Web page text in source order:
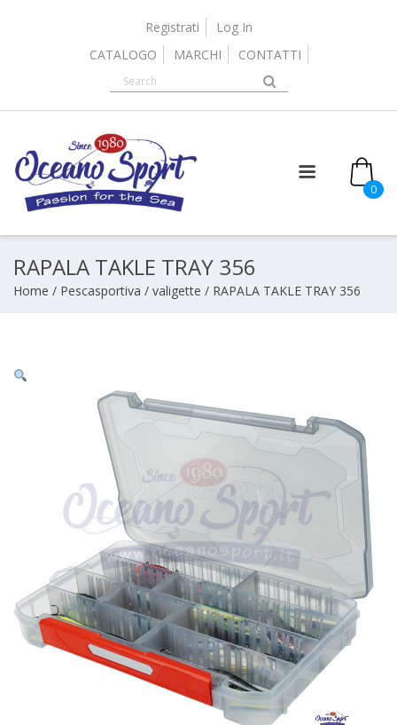
Registrati
Log In
CATALOGO
MARCHI CONTATTI
0
RAPALA TAKLE TRAY 356
Home / Pescasportiva / valigette / RAPALA TAKLE TRAY 356